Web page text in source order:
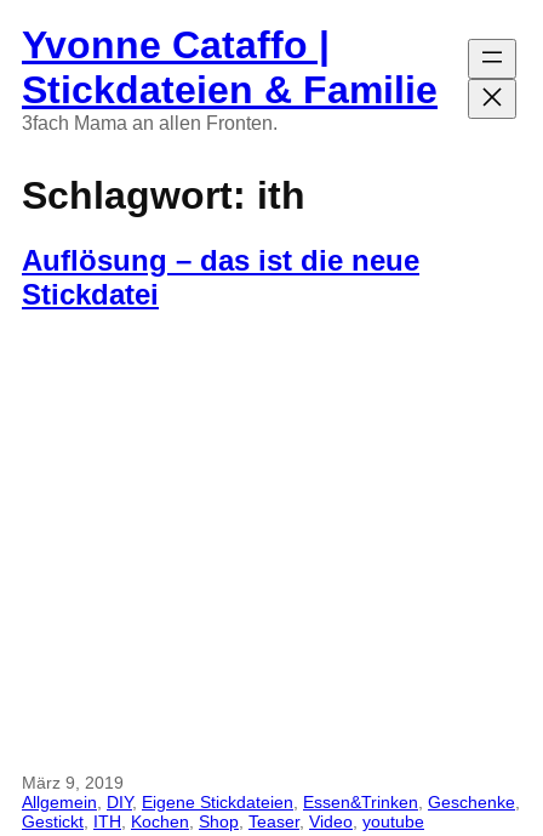
Inhalt
springen
Yvonne Cataffo |
Stickdateien & Familie
3fach Mama an allen Fronten.
Schlagwort: ith
Auflösung – das ist die neue
Stickdatei
März 9, 2019
Allgemein, DIY, Eigene Stickdateien, Essen&Trinken, Geschenke
Gestickt, ITH, Kochen, Shop, Teaser, Video, youtube